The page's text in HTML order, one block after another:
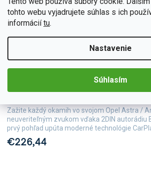
tohto webu vyjadrujete súhlas s ich
informáciítu.
Nastavenie
Súhlasím
€226,44
Zažite každý okamih vo svojom Opel Astra /
neuveriteľným zvukom vďaka 2DIN autorádiu
prvý pohľad upúta moderné technológie